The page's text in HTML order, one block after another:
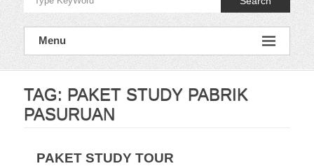
Menu
TAG: PAKET STUDY PABRIK
PASURUAN
PAKET STUDY TOUR